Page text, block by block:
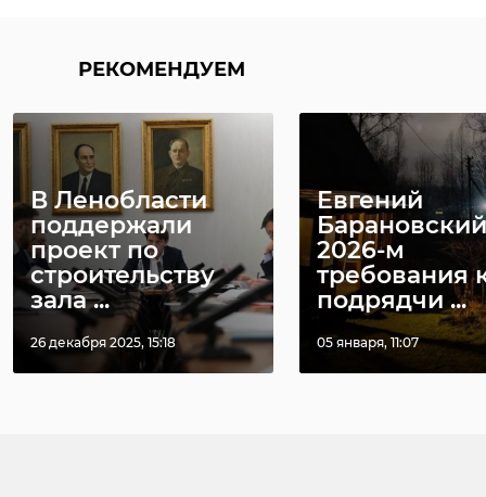
РЕКОМЕНДУЕМ
В Ленобласти
поддержали
проект по
строительству
зала ...
26 декабря 2025, 15:18
Евгений
2026-м
требования
подрядчи ...
05 января, 11:07